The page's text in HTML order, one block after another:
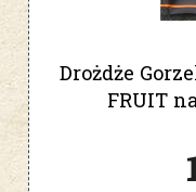
Drożdże
FRUIT